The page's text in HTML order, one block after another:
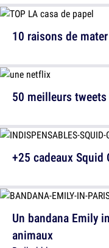
10 raisons de
+25 cadeaux Squid
50 meilleurs tweets
Un bandana Emily
animaux